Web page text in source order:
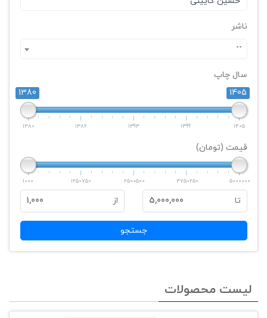
ناشر
--
سال چاپ
1380
1405
1380 1386 1393 1399 1405
قیمت (تومان)
1000 1250750 2500500 3750250 5000000
تا 5,000,000 از 1,000
جستجو
لیست محصولات